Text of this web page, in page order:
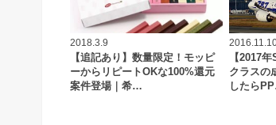
2018.3.9
【追記あり】数量限定！モッピ
ーからリピートOKな100%還元
案件登場｜希…
【2017
クラスの
したら